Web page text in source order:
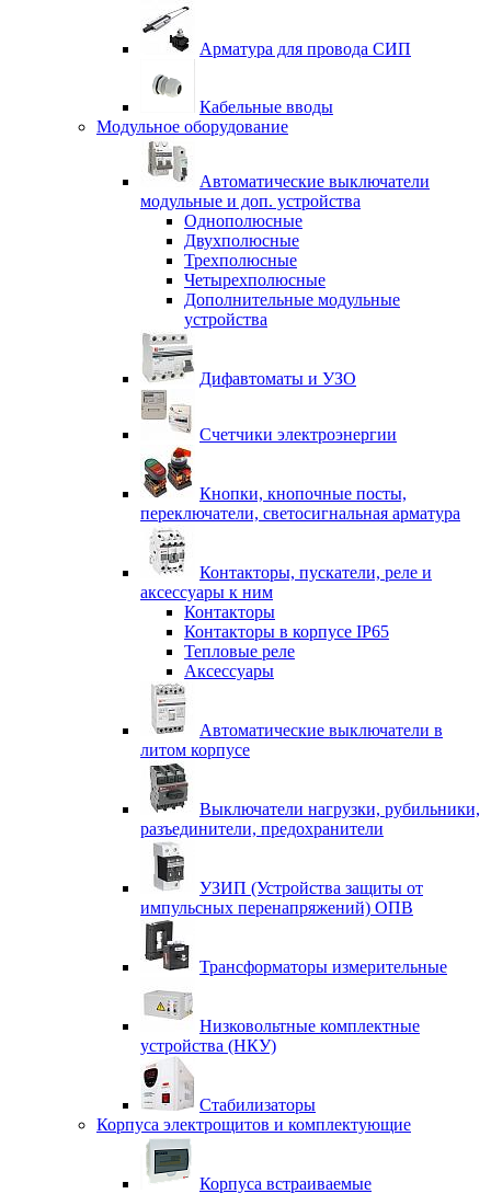
Арматура для провода СИП
Кабельные вводы
Модульное оборудование
Автоматические выключатели
модульные и доп. устройства
Однополюсные
Двухполюсные
Трехполюсные
Четырехполюсные
Дополнительные модульные
устройства
Дифавтоматы и УЗО
Счетчики электроэнергии
Кнопки, кнопочные посты,
переключатели, светосигнальная арматура
Контакторы, пускатели, реле и
аксессуары к ним
Контакторы
Контакторы в корпусе IP65
Тепловые реле
Аксессуары
Автоматические выключатели в
литом корпусе
Выключатели нагрузки, рубильники,
разъединители, предохранители
УЗИП (Устройства защиты от
импульсных перенапряжений) ОПВ
Трансформаторы измерительные
Низковольтные комплектные
устройства (НКУ)
Стабилизаторы
Корпуса электрощитов и комплектующие
Корпуса встраиваемые